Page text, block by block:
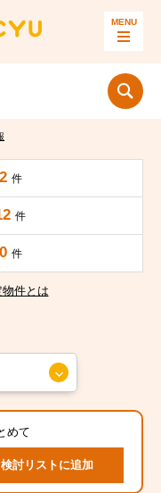
2 件
件
0 件
件とは
めて
検討リストに追加